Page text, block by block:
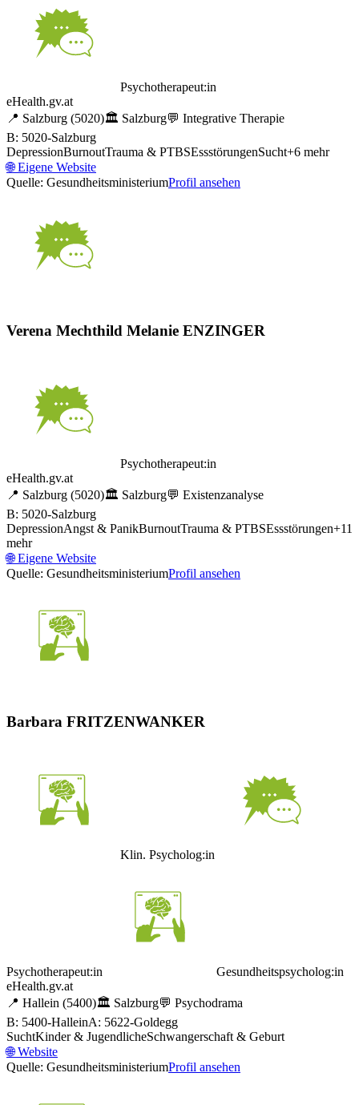
Psychotherapeut:in
eHealth.gv.at
📍 Salzburg (5020)🏛️ Salzburg💬 Integrative Therapie
B: 5020-Salzburg
DepressionBurnoutTrauma & PTBSEssstörungenSucht+6 mehr
🌐Eigene Website
Quelle: GesundheitsministeriumProfil ansehen
Verena Mechthild Melanie ENZINGER
Psychotherapeut:in
eHealth.gv.at
📍 Salzburg (5020)🏛️ Salzburg💬 Existenzanalyse
B: 5020-Salzburg
DepressionAngst & PanikBurnoutTrauma & PTBSEssstörungen+11
mehr
🌐Eigene Website
Quelle: GesundheitsministeriumProfil ansehen
Barbara FRITZENWANKER
Klin. Psycholog:in
Psychotherapeut:in
Gesundheitspsycholog:in
eHealth.gv.at
📍 Hallein (5400)🏛️ Salzburg💬 Psychodrama
B: 5400-HalleinA: 5622-Goldegg
SuchtKinder & JugendlicheSchwangerschaft & Geburt
🌐Website
Quelle: GesundheitsministeriumProfil ansehen